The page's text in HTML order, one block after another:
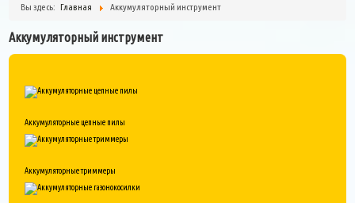
Вы здесь: Главная Аккумуляторный инструмент
Аккумуляторный инструмент
Аккумуляторные цепные пилы
Аккумуляторные триммеры